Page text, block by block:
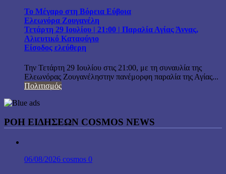
Το Μέγαρο στη Βόρεια Εύβοια
Ελεωνόρα Ζουγανέλη
Τετάρτη 29 Ιουλίου | 21:00 | Παραλία Αγίας Άννας,
Αλιευτικό Καταφύγιο
Είσοδος ελεύθερη
Την Τετάρτη 29 Ιουλίου στις 21:00, με τη συναυλία της
Ελεωνόρας Ζουγανέληστην πανέμορφη παραλία της Αγίας...
Πολιτισμός
ΡΟΗ ΕΙΔΗΣΕΩΝ COSMOS NEWS
06/08/2026 cosmos 0